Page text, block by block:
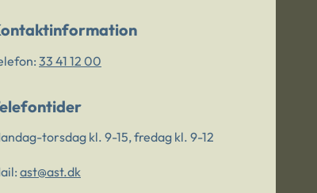
33 41 12 00
torsdag kl. 9-15, fredag kl. 9-12
ast@ast.dk